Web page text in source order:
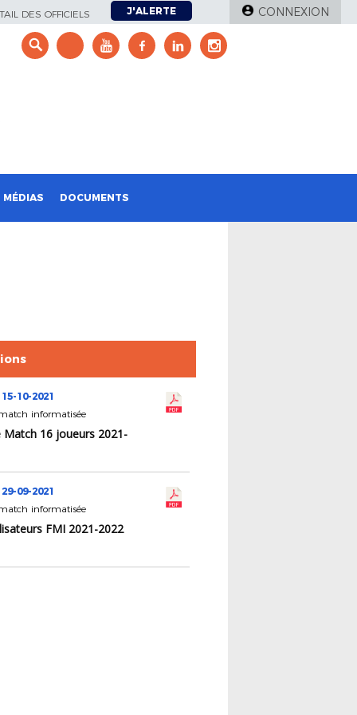
DES OFFICIELS J'ALERTE CONNEXION
MÉDIAS DOCUMENTS
10-2021
informatisée
Match 16 joueurs 2021-
09-2021
informatisée
FMI 2021-2022